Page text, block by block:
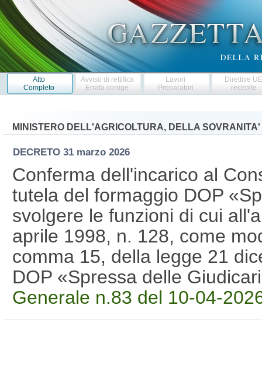
Atto
Completo
Avviso di rettifica
Errata corrige
Lavori
Preparatori
Direttive
recepite
MINISTERO DELL'AGRICOLTURA, DELLA
DECRETO 31 marzo 2026
Conferma dell'incarico al
tutela del formaggio DOP
svolgere le funzioni di cui
aprile 1998, n. 128, come
comma 15, della legge 21
DOP «Spressa delle
Generale n.83 del 10-04-